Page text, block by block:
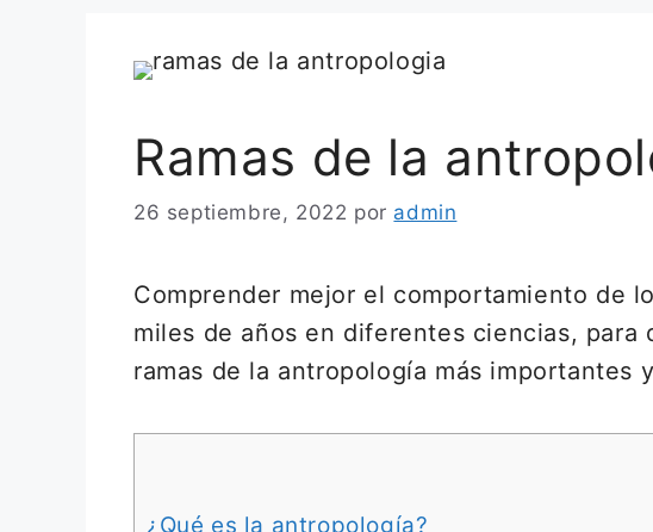
Ramas de la
26 septiembre, 2022 por admin
Comprender mejor el comportamiento de
miles de años en diferentes ciencias,
ramas de la antropología más importantes
¿Qué es la antropología?